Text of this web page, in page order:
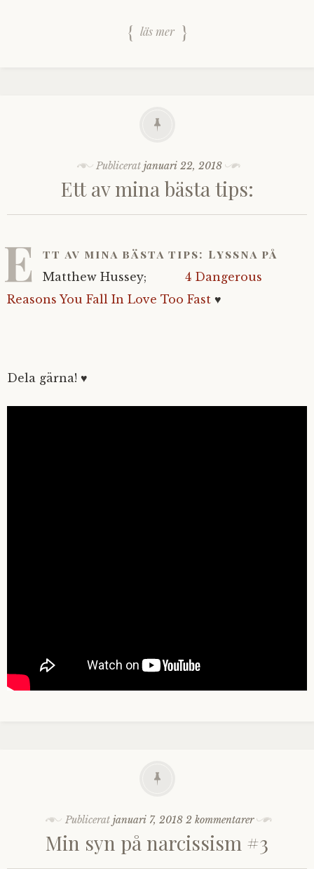
läs mer
Publiceratjanuari 22, 2018
Ett av mina bästa tips:
E tt av mina bästa tips: Lyssna på
Matthew Hussey; 4 Dangerous
Reasons You Fall In Love Too Fast ♥
Dela gärna! ♥
Publicerat januari 7, 2018 2 kommentarer
Min syn på narcissism #3